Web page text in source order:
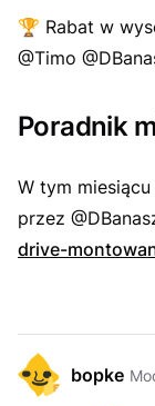
🏆 Rabat w
@Timo
Poradnik
W tym
przez
drive-
bopke